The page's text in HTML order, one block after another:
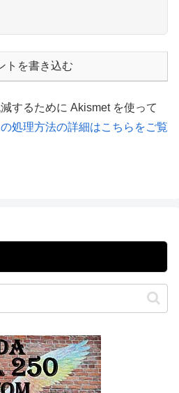
トを書き込む
するために Akismet を使って
処理方法の詳細はこちらをご覧